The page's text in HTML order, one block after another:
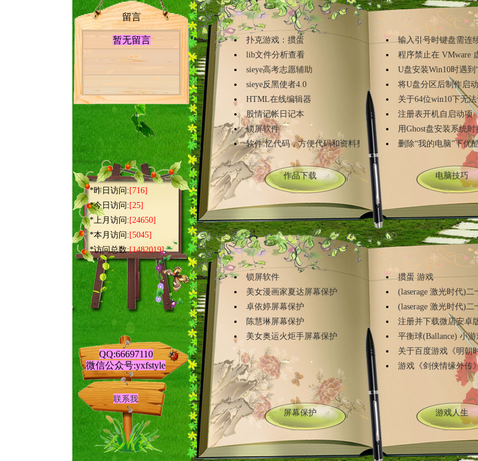
留言
暂无留言
*昨日访问: [716]
*今日访问: [25]
*上月访问: [24650]
*本月访问: [5045]
*访问总数:[1482019]
QQ:66697110
微信公众号:yxfstyle
联系我
作品下载
扑克游戏：掼蛋
lib文件分析查看
sieye高考志愿辅助
sieye反黑使者4.0
HTML在线编辑器
股情记帐日记本
锁屏软件
软件:忆代码，方便代码和资料整理
电脑技巧
输入引号时键盘需连
程序禁止在 VMware
U盘安装Win10时遇
将U盘分区后制作启
关于64位win10下无法
注册表开机自启动项
用Ghost盘安装系统时
删除“我的电脑”下优
屏幕保护
锁屏软件
美女漫画家夏达屏幕保护
卓依婷屏幕保护
陈慧琳屏幕保护
美女奥运火炬手屏幕保护
游戏人生
掼蛋 游戏
(laserage 激光时代)二
(laserage 激光时代)二
注册并下载微店安卓
平衡球(Ballance) 小
关于百度游戏《明朝
游戏《剑侠情缘外传